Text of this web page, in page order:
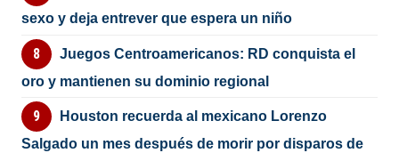
sexo y deja entrever que espera un niño
Juegos Centroamericanos: RD conquista el
oro y mantienen su dominio regional
Houston recuerda al mexicano Lorenzo
Salgado un mes después de morir por disparos de